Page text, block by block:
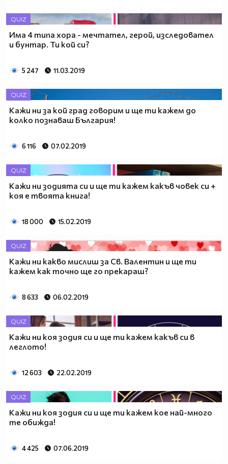
QUIZ
Има 4 типа хора - мечтател, герой, изследовател
и бунтар. Ти кой си?
5 247 11.03.2019
QUIZ
Кажи ни за кой град говорим и ще ти кажем до
колко познаваш България!
6 116 07.02.2019
QUIZ
Кажи ни зодията си и ще ти кажем какъв човек си +
коя е твоята книга!
18 000 15.02.2019
QUIZ
Кажи ни какво мислиш за Св. Валентин и ще ти
кажем как точно ще го прекараш?
8 633 06.02.2019
QUIZ
Кажи ни коя зодия си и ще ти кажем какъв си в
леглото!
12 603 22.02.2019
QUIZ
Кажи ни коя зодия си и ще ти кажем кое най-много
те обижда!
4 425 07.06.2019